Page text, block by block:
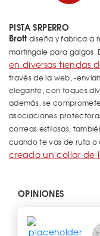
PISTA SRPERRO
Brott diseña y fabrica a
martingale para galgos.
en diversas tiendas
través de la web, -
elegante, con toques
además, se
asociaciones
correas estilosas,
cuando te vas de ruta o
creado un collar de
OPINIONES